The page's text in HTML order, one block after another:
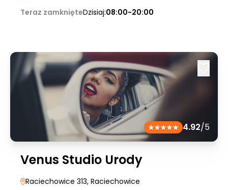
Teraz zamknięteDzisiaj:08:00-20:00
4.92/5
Venus Studio Urody
Raciechowice 313, Raciechowice